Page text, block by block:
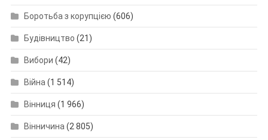
Боротьба з корупцією (606)
Будівництво (21)
Вибори (42)
Війна(1 514)
Вінниця (1 966)
Вінничина(2 805)